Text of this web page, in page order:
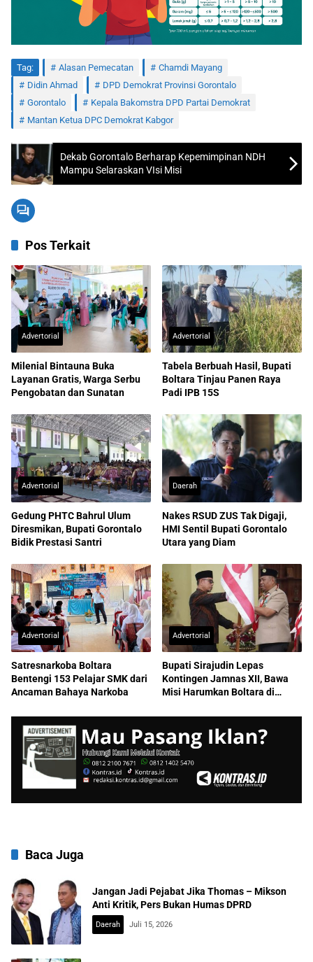
Tag: Alasan Pemecatan
Chamdi Mayang
Didin Ahmad
DPD Demokrat Provinsi Gorontalo
Gorontalo
Kepala Bakomstra DPD Partai Demokrat
Mantan Ketua DPC Demokrat Kabgor
Dekab Gorontalo Berharap Kepemimpinan NDH
Mampu Selaraskan VIsi Misi
Pos Terkait
Advertorial
Milenial Bintauna Buka
Layanan Gratis, Warga Serbu
Pengobatan dan Sunatan
Advertorial
Tabela Berbuah Hasil, Bupati
Boltara Tinjau Panen Raya
Padi IPB 15S
Advertorial
Gedung PHTC Bahrul Ulum
Diresmikan, Bupati Gorontalo
Bidik Prestasi Santri
Daerah
Nakes RSUD ZUS Tak Digaji,
HMI Sentil Bupati Gorontalo
Utara yang Diam
Advertorial
Satresnarkoba Boltara
Bentengi 153 Pelajar SMK dari
Ancaman Bahaya Narkoba
Advertorial
Bupati Sirajudin Lepas
Kontingen Jamnas XII, Bawa
Misi Harumkan Boltara di
Baca Juga
Jangan Jadi Pejabat Jika Thomas – Mikson
Anti Kritik, Pers Bukan Humas DPRD
Daerah Juli 15, 2026